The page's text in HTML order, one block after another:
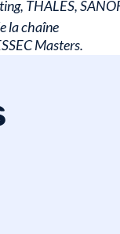
THALES,
la chaîne
Masters.